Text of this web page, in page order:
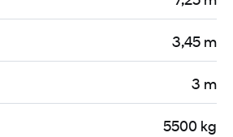
3,45 m
3 m
5500 kg